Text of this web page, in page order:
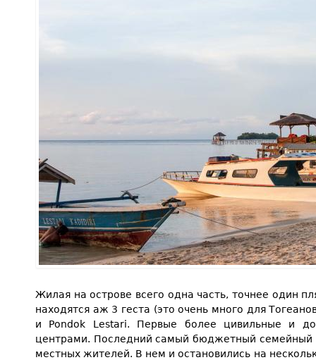
Жилая на острове всего одна часть, точнее один
находятся аж 3 геста (это очень много для
и Pondok Lestari. Первые более цивильные и
центрами. Последний самый бюджетный семейный
местных жителей. В нем и остановились на